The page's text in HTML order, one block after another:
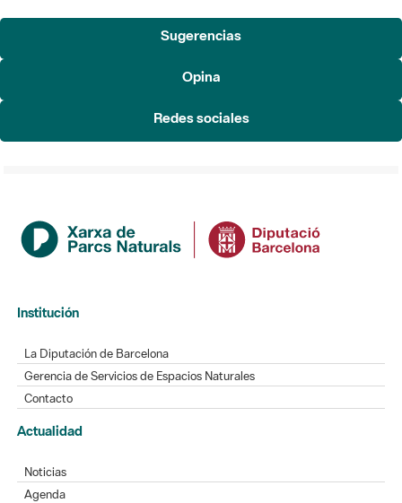
Sugerencias
Opina
Redes sociales
Institución
La Diputación de Barcelona
Gerencia de Servicios de Espacios Naturales
Contacto
Actualidad
Noticias
Agenda